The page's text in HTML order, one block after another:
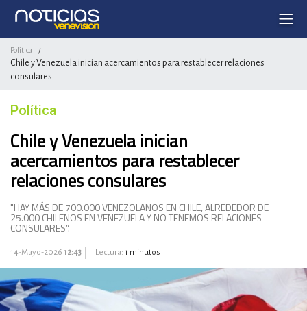
Política /
Chile y Venezuela inician acercamientos para restablecer relaciones
consulares
Política
Chile y Venezuela inician
acercamientos para restablecer
relaciones consulares
"HAY MÁS DE 700.000 VENEZOLANOS EN CHILE, ALREDEDOR DE
25.000 CHILENOS EN VENEZUELA Y NO TENEMOS RELACIONES
CONSULARES”.
14-Mayo-2026 12:43 Lectura: 1 minutos